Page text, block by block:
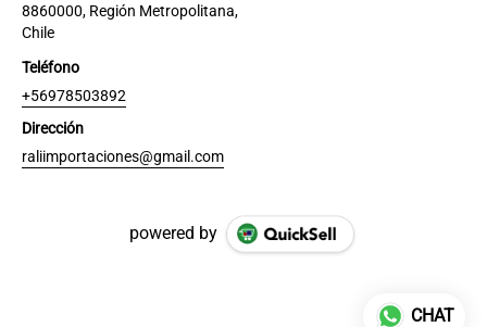
8860000, Región Metropolitana,
Chile
Teléfono
+56978503892
Dirección
raliimportaciones@gmail.com
powered by
CHAT